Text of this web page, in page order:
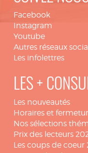
Facebook
Instagram
Youtube
Autres réseaux
Les infolettres
LES +
Les nouveautés
Horaires et
Nos sélections
Prix des lecteurs
Les coups de coeur